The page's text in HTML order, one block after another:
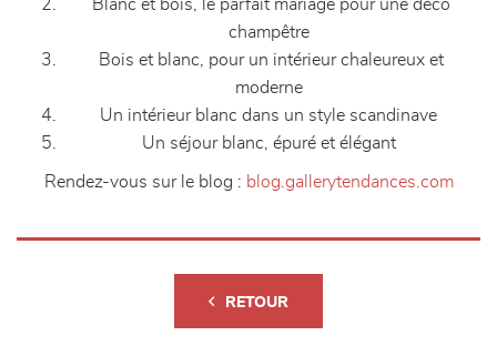
Blanc et bois, le parfait mariage pour une déco
champêtre
Bois et blanc, pour un intérieur chaleureux et
moderne
Un intérieur blanc dans un style scandinave
Un séjour blanc, épuré et élégant
Rendez-vous sur le blog : blog.gallerytendances.com
RETOUR